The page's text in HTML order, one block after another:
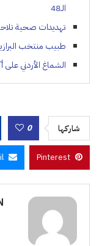
الـ48
تهديدات صحية
طبيب منتخب
الشماغ الأردني
شاركها 0
Pinterest